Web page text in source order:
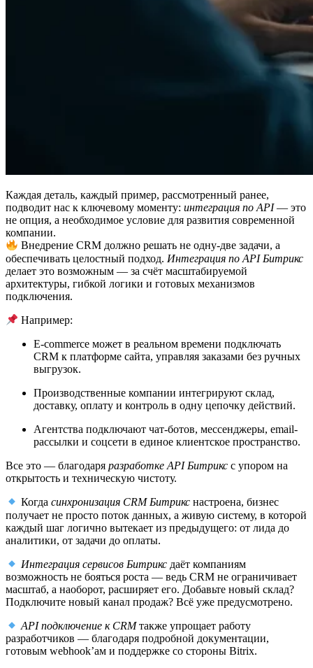
Каждая деталь, каждый пример, рассмотренный ранее,
подводит нас к ключевому моменту: интеграция по API— это
не опция, а необходимое условие для развития современной
компании.
Внедрение CRM должно решать не одну-две задачи, а
обеспечивать целостный подход. Интеграция по API Битрикс
делает это возможным — за счёт масштабируемой
архитектуры, гибкой логики и готовых механизмов
подключения.
Например:
E-commerce может в реальном времени подключать
CRM к платформе сайта, управляя заказами без ручных
выгрузок.
Производственные компании интегрируют склад,
доставку, оплату и контроль в одну цепочку действий.
Агентства подключают чат-ботов, мессенджеры, email-
рассылки и соцсети в единое клиентское пространство.
Все это — благодаря разработке API Битрикс с упором на
открытость и техническую чистоту.
Когдасинхронизация CRM Битрикс настроена, бизнес
получает не просто поток данных, а живую систему, в которой
каждый шаг логично вытекает из предыдущего: от лида до
аналитики, от задачи до оплаты.
Интеграция сервисов Битрикс даёт компаниям
возможность не бояться роста — ведь CRM не ограничивает
масштаб, а наоборот, расширяет его. Добавьте новый склад?
Подключите новый канал продаж? Всё уже предусмотрено.
API подключение к CRMтакже упрощает работу
разработчиков — благодаря подробной документации,
готовым webhook’ам и поддержке со стороны Bitrix.